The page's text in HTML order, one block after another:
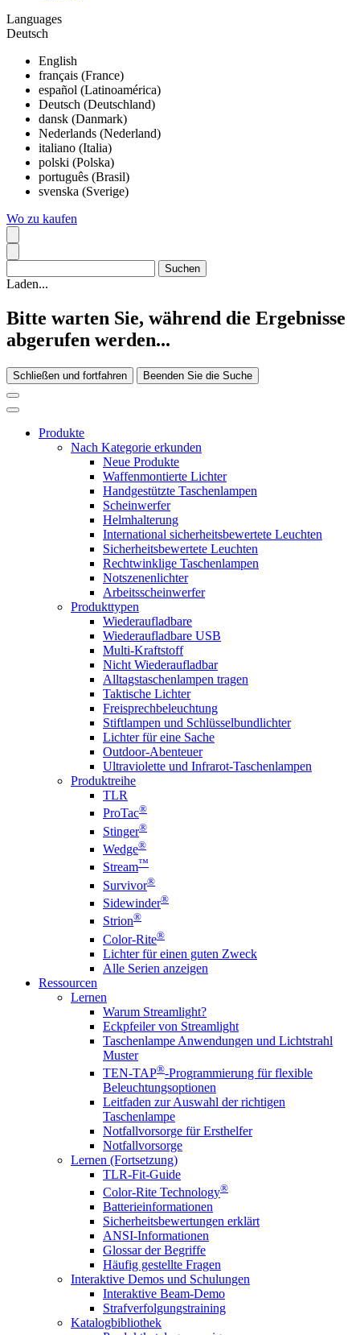
Languages
Deutsch
English
français (France)
español (Latinoamérica)
Deutsch (Deutschland)
dansk (Danmark)
Nederlands (Nederland)
italiano (Italia)
polski (Polska)
português (Brasil)
svenska (Sverige)
Wo zu kaufen
Laden...
Bitte warten Sie, während die Ergebnisse
abgerufen werden...
Schließen und fortfahren Beenden Sie die Suche
Produkte
Nach Kategorie erkunden
Neue Produkte
Waffenmontierte Lichter
Handgestützte Taschenlampen
Scheinwerfer
Helmhalterung
International sicherheitsbewertete Leuchten
Sicherheitsbewertete Leuchten
Rechtwinklige Taschenlampen
Notszenenlichter
Arbeitsscheinwerfer
Produkttypen
Wiederaufladbare
Wiederaufladbare USB
Multi-Kraftstoff
Nicht Wiederaufladbar
Alltagstaschenlampen tragen
Taktische Lichter
Freisprechbeleuchtung
Stiftlampen und Schlüsselbundlichter
Lichter für eine Sache
Outdoor-Abenteuer
Ultraviolette und Infrarot-Taschenlampen
Produktreihe
TLR
ProTac®
Stinger®
Wedge®
Stream™
Survivor®
Sidewinder®
Strion®
Color-Rite®
Lichter für einen guten Zweck
Alle Serien anzeigen
Ressourcen
Lernen
Warum Streamlight?
Eckpfeiler von Streamlight
Taschenlampe Anwendungen und Lichtstrahl
Muster
TEN-TAP®-Programmierung für flexible
Beleuchtungsoptionen
Leitfaden zur Auswahl der richtigen
Taschenlampe
Notfallvorsorge für Ersthelfer
Notfallvorsorge
Lernen (Fortsetzung)
TLR-Fit-Guide
Color-Rite Technology®
Batterieinformationen
Sicherheitsbewertungen erklärt
ANSI-Informationen
Glossar der Begriffe
Häufig gestellte Fragen
Interaktive Demos und Schulungen
Interaktive Beam-Demo
Strafverfolgungstraining
Katalogbibliothek